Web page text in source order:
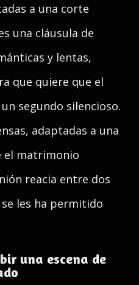
a una corte
una cláusula de
y lentas,
que quiere que el
segundo silencioso.
adaptadas a una
el matrimonio
reacia entre dos
les ha permitido
una escena de